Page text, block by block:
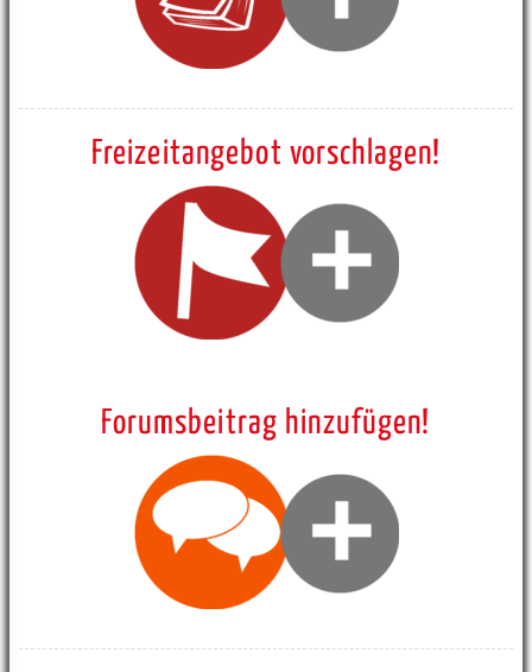
Freizeitangebot vorschlagen!
Forumsbeitrag hinzufügen!